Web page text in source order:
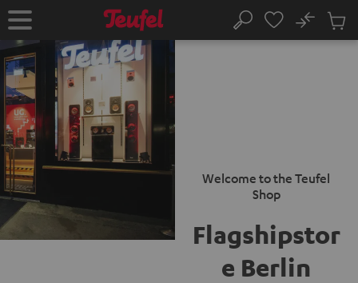
AL
Pagina
iniziale
Cerca
No
Welcome to the Teufel
Shop
Flagshipstor
e Berlin